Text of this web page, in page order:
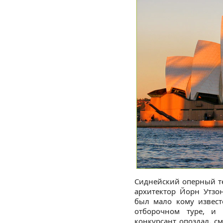
Сиднейский оперный
архитектор Йорн
был мало кому
отборочном туре, и
конкурсант опоздал,